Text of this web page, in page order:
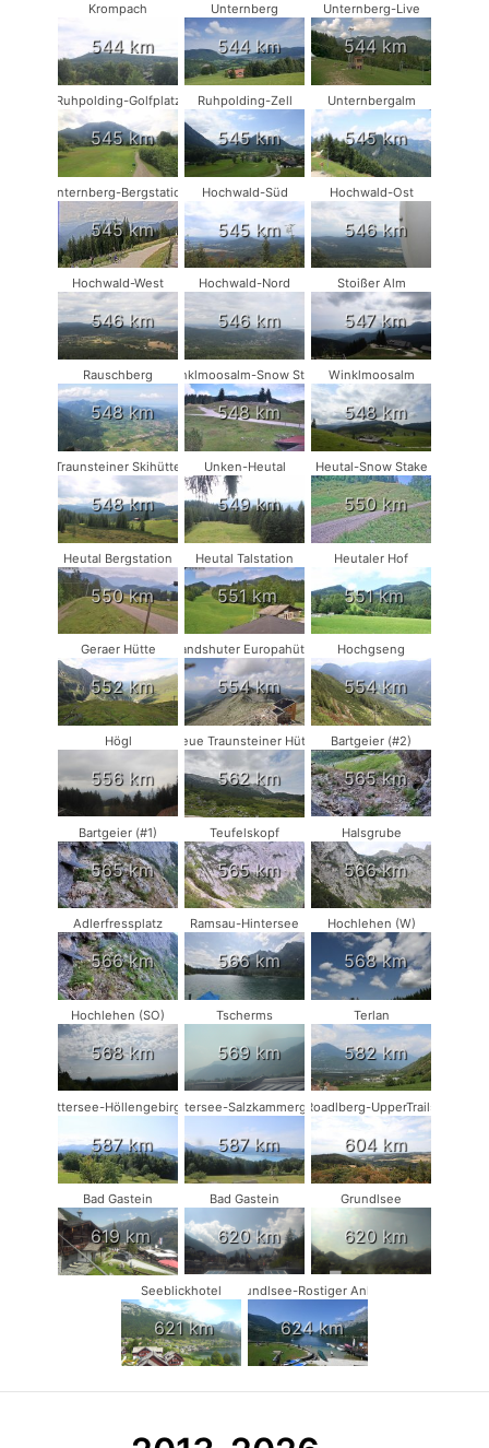
Krompach
544 km
Unternberg
544 km
Unternberg-Live
544 km
Ruhpolding-Golfplatz
545 km
Ruhpolding-Zell
545 km
Unternbergalm
545 km
Unternberg-Bergstation
545 km
Hochwald-Süd
545 km
Hochwald-Ost
546 km
Hochwald-West
546 km
Hochwald-Nord
546 km
Stoißer Alm
547 km
Rauschberg
548 km
Winklmoosalm-Snow Stake
548 km
Winklmoosalm
548 km
Traunsteiner Skihütte
548 km
Unken-Heutal
549 km
Heutal-Snow Stake
550 km
Heutal Bergstation
550 km
Heutal Talstation
551 km
Heutaler Hof
551 km
Geraer Hütte
552 km
Landshuter Europahütte
554 km
Hochgseng
554 km
Högl
556 km
Neue Traunsteiner Hütte
562 km
Bartgeier (#2)
565 km
Bartgeier (#1)
565 km
Teufelskopf
565 km
Halsgrube
566 km
Adlerfressplatz
566 km
Ramsau-Hintersee
566 km
Hochlehen (W)
568 km
Hochlehen (SO)
568 km
Tscherms
569 km
Terlan
582 km
Attersee-Höllengebirge
587 km
Attersee-Salzkammergut
587 km
Roadlberg-UpperTrails
604 km
Bad Gastein
619 km
Bad Gastein
620 km
Grundlsee
620 km
Seeblickhotel
621 km
Grundlsee-Rostiger Anker
624 km